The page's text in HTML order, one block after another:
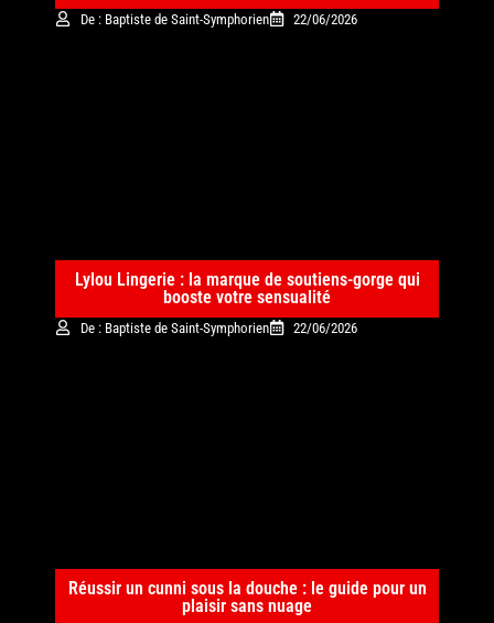
De : Baptiste de Saint-Symphorien 22/06/2026
Lylou Lingerie : la marque de soutiens-gorge qui
booste votre sensualité
De : Baptiste de Saint-Symphorien 22/06/2026
Réussir un cunni sous la douche : le guide pour un
plaisir sans nuage